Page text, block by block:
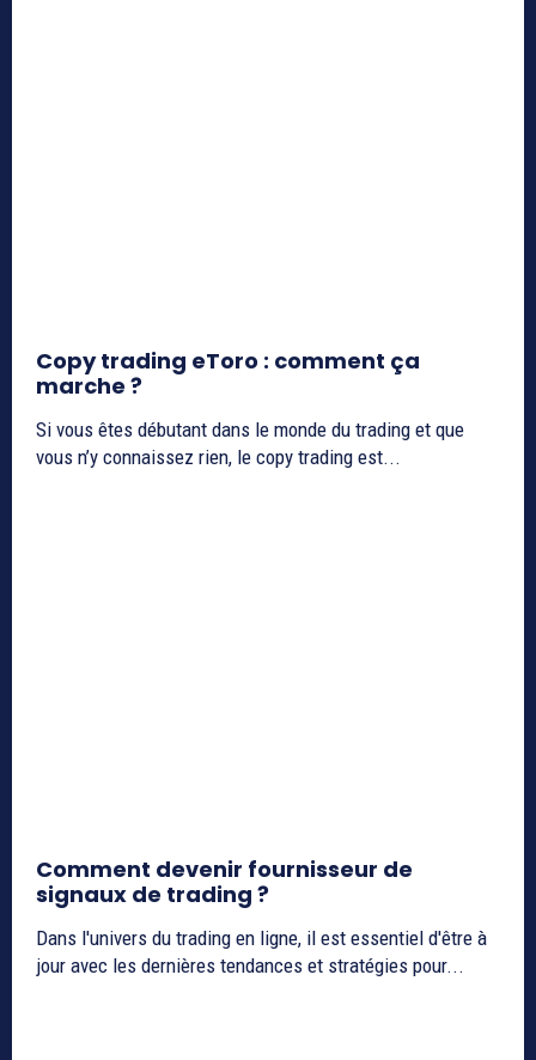
Copy trading eToro : comment ça
marche ?
Si vous êtes débutant dans le monde du trading et que
vous n’y connaissez rien, le copy trading est...
Comment devenir fournisseur de
signaux de trading ?
Dans l'univers du trading en ligne, il est essentiel d'être à
jour avec les dernières tendances et stratégies pour...